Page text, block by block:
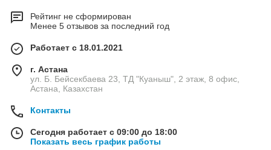
Рейтинг не сформирован
Менее 5 отзывов за последний год
Работает с 18.01.2021
г. Астана
ул. Б. Бейсекбаева 23, ТД "Куаныш", 2 этаж, 8 офис,
Астана, Казахстан
Контакты
Сегодня работает с 09:00 до 18:00
Показать весь график работы